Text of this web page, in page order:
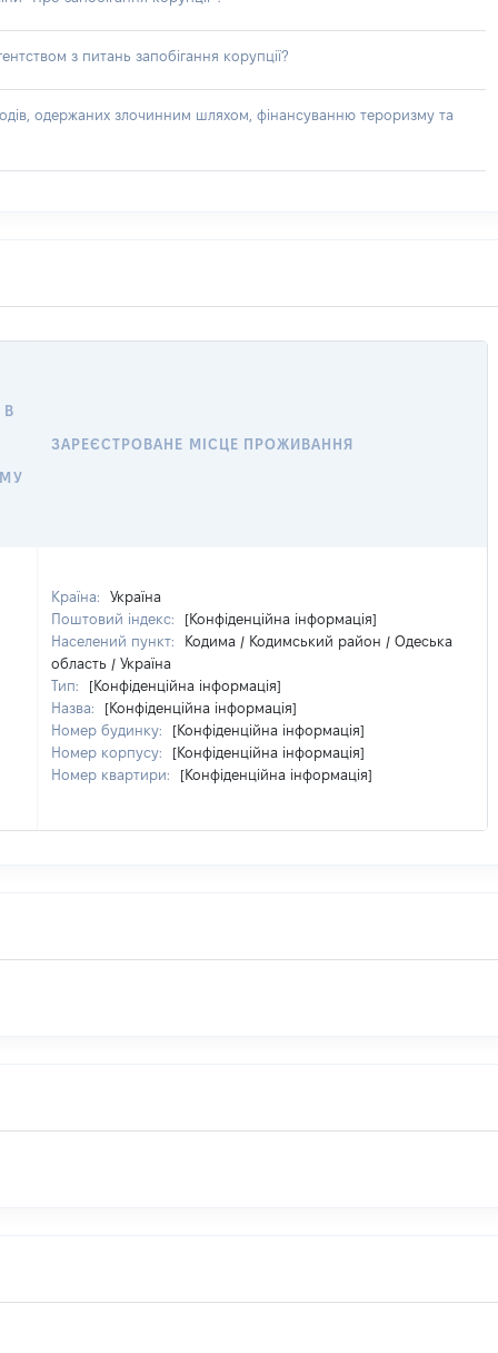
з питань запобігання корупції?
одержаних злочинним шляхом, фінансуванню тероризму та
В
ЗАРЕЄСТРОВАНЕ МІСЦЕ ПРОЖИВАННЯ
Країна:
Україна
Поштовий індекс:
[Конфіденційна інформація]
Населений пункт:
Кодима / Кодимський район / Одеська
область / Україна
Тип:
[Конфіденційна інформація]
Назва:
[Конфіденційна інформація]
Номер будинку:
[Конфіденційна інформація]
Номер корпусу:
[Конфіденційна інформація]
Номер квартири:
[Конфіденційна інформація]